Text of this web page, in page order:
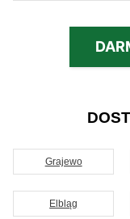
Grajewo
Elbląg